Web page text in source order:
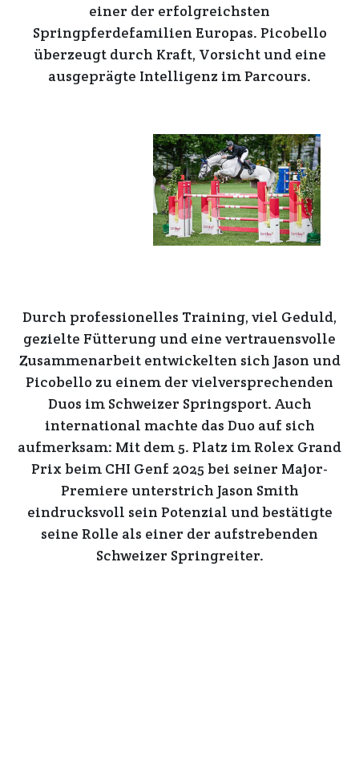
einer der erfolgreichsten
Springpferdefamilien Europas. Picobello
überzeugt durch Kraft, Vorsicht und eine
ausgeprägte Intelligenz im Parcours.
Durch professionelles Training, viel Geduld,
gezielte Fütterung und eine vertrauensvolle
Zusammenarbeit entwickelten sich Jason und
Picobello zu einem der vielversprechenden
Duos im Schweizer Springsport. Auch
international machte das Duo auf sich
aufmerksam: Mit dem5. Platz im Rolex Grand
Prix beim CHI Genf 2025 bei seiner Major-
Premiere unterstrich Jason Smith
eindrucksvoll sein Potenzial und bestätigte
seine Rolle als einer der aufstrebenden
Schweizer Springreiter.